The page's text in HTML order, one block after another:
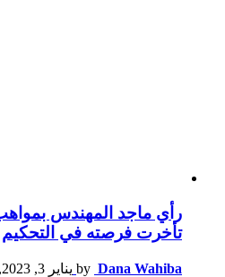
رأي ماجد المهندس
تأخرت فرصته في التحكيم
by Dana Wahiba يناير 3, 2023, 8:02 م